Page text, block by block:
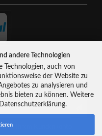
in Ihrem Kundenkonto
andere Technologien
Technologien, auch von
der Website zu
zu analysieren und
bieten zu können. Weitere